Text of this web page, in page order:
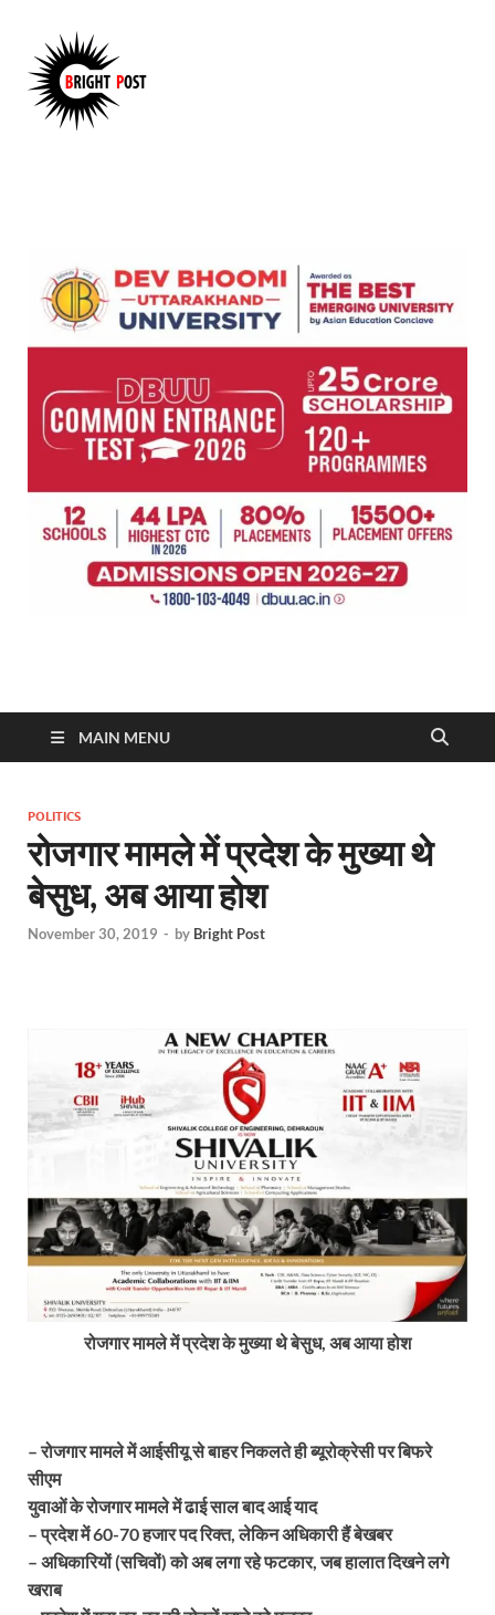
MAIN MENU
POLITICS
रोजगार मामले में प्रदेश के मुख्या थे
बेसुध, अब आया होश
November 30, 2019 - by Bright Post
रोजगार मामले में प्रदेश के मुख्या थे बेसुध, अब आया होश
– रोजगार मामले में आईसीयू से बाहर निकलते ही ब्यूरोक्रेसी पर बिफरे
सीएम
युवाओं के रोजगार मामले में ढाई साल बाद आई याद
– प्रदेश में 60-70 हजार पद रिक्त, लेकिन अधिकारी हैं बेखबर
– अधिकारियों (सचिवों) को अब लगा रहे फटकार, जब हालात दिखने लगे
खराब